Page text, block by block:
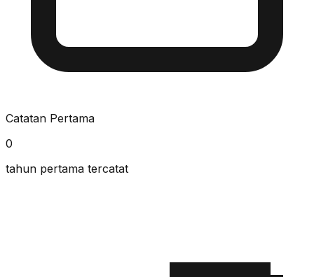
Catatan Pertama
0
tahun pertama tercatat